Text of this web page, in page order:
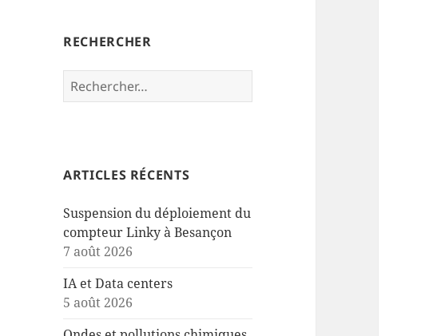
RECHERCHER
Rechercher :
ARTICLES RÉCENTS
Suspension du déploiement du
compteur Linky à Besançon
7 août 2026
IA et Data centers
5 août 2026